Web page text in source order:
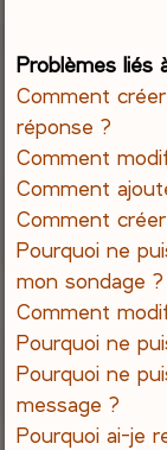
Problèmes liés
Comment
réponse ?
Comment
Comment
Comment
Pourquoi ne
mon sondage ?
Comment
Pourquoi ne
Pourquoi ne
message ?
Pourquoi ai-je